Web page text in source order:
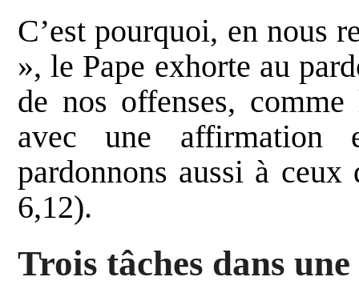
C’est pourquoi, en nous
», le Pape exhorte au
de nos offenses,
avec une affirmation
pardonnons aussi à
6,12).
Trois tâches dans